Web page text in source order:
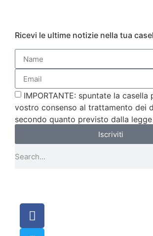
Ricevi le ultime notizie nella tua
IMPORTANTE: spuntate la casella
vostro consenso al trattamento dei
secondo quanto previsto dalla
Iscriviti